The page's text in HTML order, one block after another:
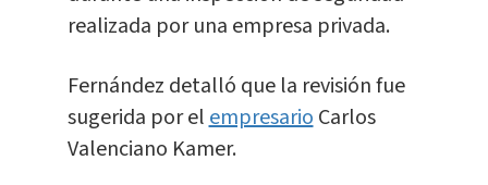
realizada por una empresa privada.
Fernández detalló que la revisión fue
sugerida por elempresarioCarlos
Valenciano Kamer.